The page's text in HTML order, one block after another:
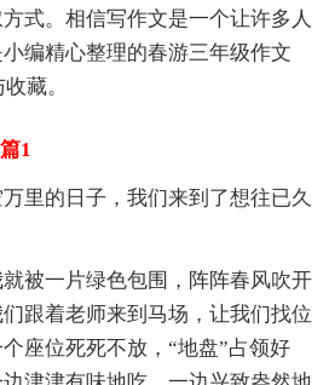
式。相信写作文是一个让许多人
编精心整理的春游三年级作文
藏。
1
里的日子，我们来到了想往已久
被一片绿色包围，阵阵春风吹开
跟着老师来到马场，让我们找位
座位死死不放，“地盘”占领好